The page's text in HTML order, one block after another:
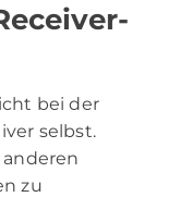
bei der
selbst.
zu